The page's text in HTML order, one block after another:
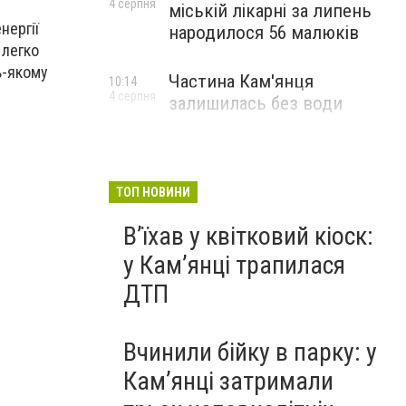
якому
міській лікарні за липень
народилося 56 малюків
4 серпня
Частина Кам'янця
залишилась без води
10:14
4 серпня
ТОП НОВИНИ
Вʼїхав у квітковий кіоск:
у Камʼянці трапилася
ДТП
Вчинили бійку в парку: у
Кам’янці затримали